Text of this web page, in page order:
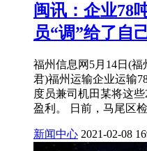
闽讯：企业78
员“调”给了自
福州信息网5月14日(
君)福州运输企业运输
度员兼司机田某将这
盈利。 日前，马尾区检
新闻中心 2021-02-08